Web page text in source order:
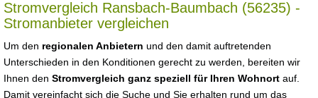
Stromvergleich Ransbach-Baumbach (56235) -
Stromanbieter vergleichen
Um den regionalen Anbietern und den damit auftretenden
Unterschieden in den Konditionen gerecht zu werden, bereiten wir
Ihnen den Stromvergleich ganz speziell für Ihren Wohnort auf.
Damit vereinfacht sich die Suche und Sie erhalten rund um das